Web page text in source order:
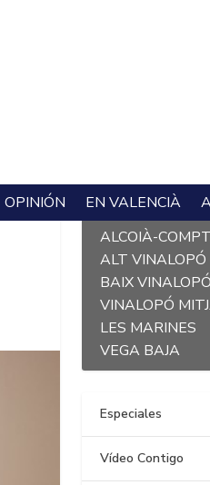
OPINIÓN EN VALENCIÀ
L´ALACANTÍ
ALCOIÀ-
ALT VINALOPÓ
BAIX VINALOPÓ
VINALOPÓ
LES MARINES
VEGA BAJA
Especiales
Vídeo Contigo